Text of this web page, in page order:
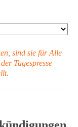
sind sie für Alle
der Tagespresse